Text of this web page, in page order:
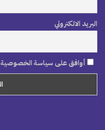
البريد الالكتروني
أوافق على سياسة الخصوصية